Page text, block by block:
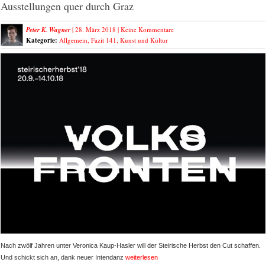
Ausstellungen quer durch Graz
Peter K. Wagner| 28. März 2018 | Keine Kommentare
Kategorie: Allgemein, Fazit 141, Kunst und Kultur
Nach zwölf Jahren unter Veronica Kaup-Hasler will der Steirische Herbst den Cut schaffen.
Und schickt sich an, dank neuer Intendanz weiterlesen